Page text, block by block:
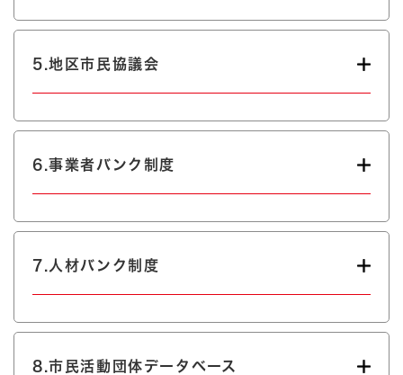
5.地区市民協議会
6.事業者バンク制度
7.人材バンク制度
8.市民活動団体データベース